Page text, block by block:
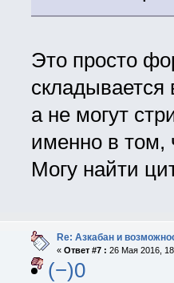
Это просто
складывается
а не могут
именно в том,
Могу найти
Re: Азкабан и
« Ответ #7 : 26 Мая 2016,
(−)0